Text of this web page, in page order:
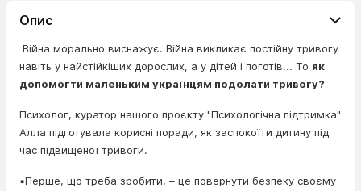
Опис
Війна морально виснажує. Війна викликає постійну тривогу
навіть у найстійкіших дорослих, а у дітей і поготів... То як
допомогти маленьким українцям подолати тривогу?
Психолог, куратор нашого проєкту "Психологічна підтримка"
Алла підготувала корисні поради, як заспокоїти дитину під
час підвищеної тривоги.
▪️Перше, що треба зробити, – це повернути безпеку своєму